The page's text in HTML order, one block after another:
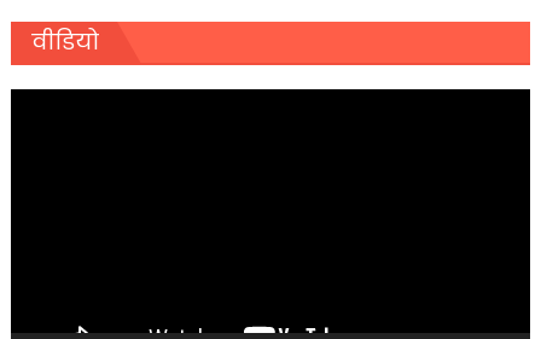
वीडियो